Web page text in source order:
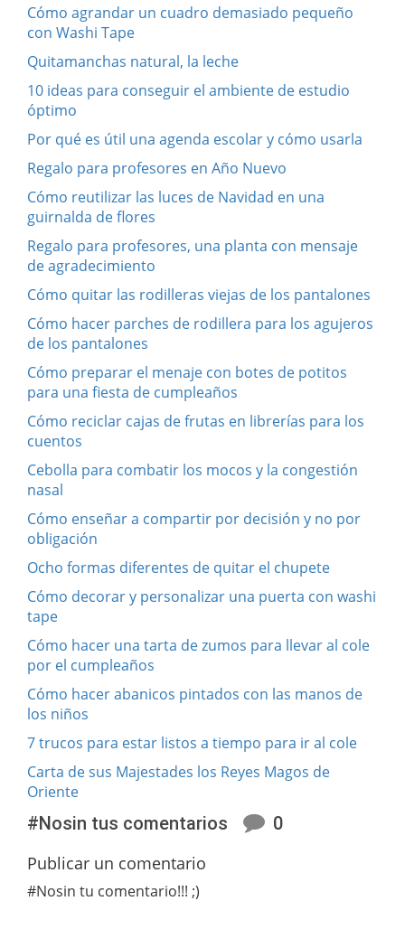
Cómo agrandar un cuadro demasiado pequeño
con Washi Tape
Quitamanchas natural, la leche
10 ideas para conseguir el ambiente de estudio
óptimo
Por qué es útil una agenda escolar y cómo usarla
Regalo para profesores en Año Nuevo
Cómo reutilizar las luces de Navidad en una
guirnalda de flores
Regalo para profesores, una planta con mensaje
de agradecimiento
Cómo quitar las rodilleras viejas de los pantalones
Cómo hacer parches de rodillera para los agujeros
de los pantalones
Cómo preparar el menaje con botes de potitos
para una fiesta de cumpleaños
Cómo reciclar cajas de frutas en librerías para los
cuentos
Cebolla para combatir los mocos y la congestión
nasal
Cómo enseñar a compartir por decisión y no por
obligación
Ocho formas diferentes de quitar el chupete
Cómo decorar y personalizar una puerta con washi
tape
Cómo hacer una tarta de zumos para llevar al cole
por el cumpleaños
Cómo hacer abanicos pintados con las manos de
los niños
7 trucos para estar listos a tiempo para ir al cole
Carta de sus Majestades los Reyes Magos de
Oriente
#Nosin tus comentarios
0
Publicar un comentario
#Nosin tu comentario!!! ;)